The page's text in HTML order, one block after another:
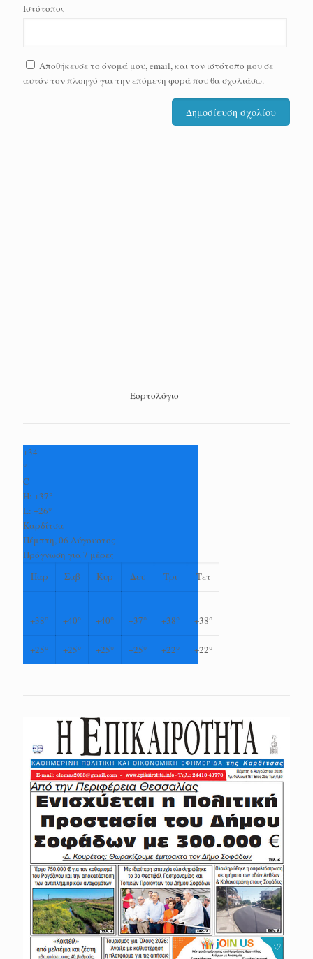
Ιστότοπος
Αποθήκευσε το όνομά μου, email, και τον ιστότοπο μου σε
αυτόν τον πλοηγό για την επόμενη φορά που θα σχολιάσω.
Εορτολόγιο
+34
°
C
H: +37°
L: +26°
Καρδίτσα
Πέμπτη, 06 Αύγουστος
Πρόγνωση για 7 μέρες
Παρ
Σαβ Κυρ Δευ Τρι Τετ
+38° +40° +40° +37° +38° +38°
+25° +25° +25° +25° +22° +22°